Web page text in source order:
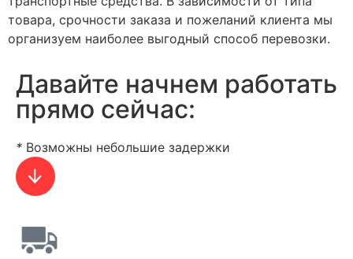
товара, срочности заказа и пожеланий клиента мы
организуем наиболее выгодный способ перевозки.
Давайте начнем работать
прямo сейчас:
* Возможны небольшие задержки